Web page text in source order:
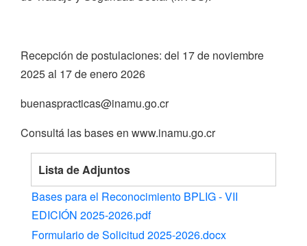
Recepción de postulaciones: del 17 de noviembre
2025 al 17 de enero 2026
buenaspracticas@inamu.go.cr
Consultá las bases en www.inamu.go.cr
Lista de Adjuntos
Bases para el Reconocimiento BPLIG - VII
EDICIÓN 2025-2026.pdf
Formulario de Solicitud 2025-2026.docx